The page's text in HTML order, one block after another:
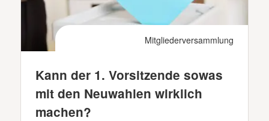
Mitgliederversammlung
Kann der 1. Vorsitzende sowas
mit den Neuwahlen wirklich
machen?